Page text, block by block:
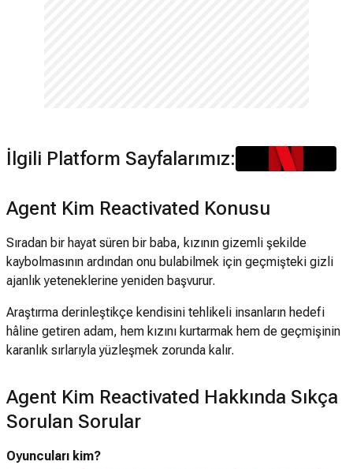
İlgili Platform Sayfalarımız:
Agent Kim Reactivated Konusu
Sıradan bir hayat süren bir baba, kızının gizemli şekilde
kaybolmasının ardından onu bulabilmek için geçmişteki gizli
ajanlık yeteneklerine yeniden başvurur.
Araştırma derinleştikçe kendisini tehlikeli insanların hedefi
hâline getiren adam, hem kızını kurtarmak hem de geçmişinin
karanlık sırlarıyla yüzleşmek zorunda kalır.
Agent Kim Reactivated Hakkında Sıkça
Sorulan Sorular
Oyuncuları kim?